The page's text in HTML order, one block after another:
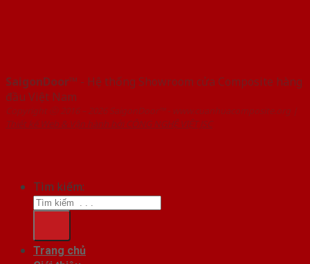
SaigonDoor™ - Hệ thống Showroom cửa Composite hàng
đầu Việt Nam
Copyright ⓒ 2016 – 2026 SaigonDoor™ - www.cuanhuacomposite.org |
Thiết kế Web & Vận hành bởi CÔNG NGHỆ VIỆT JSC
Tìm kiếm:
Trang chủ